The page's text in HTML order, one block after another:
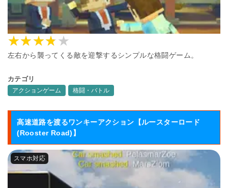
左右から襲ってくる敵を迎撃するシンプルな格闘ゲーム。
カテゴリ
アクションゲーム
格闘・バトル
高速道路を渡るワンキーアクション【ルースターロード
(Rooster Road)】